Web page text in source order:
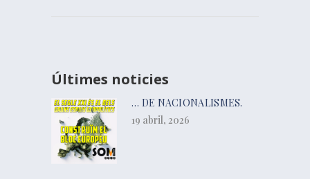
Últimes noticies
… DE NACIONALISMES.
19 abril, 2026